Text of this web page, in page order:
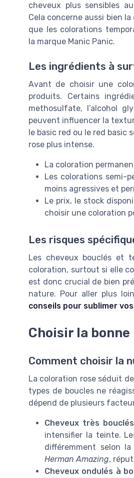
cheveux plus sensibles
Cela concerne aussi bien
que les colorations
la marque Manic Panic.
Les ingrédients à
Avant de choisir une
produits. Certains
methosulfate, l’alcohol
peuvent influencer la
le basic red ou le red basic
rose plus intense.
La coloration
Les colorations semi-
moins agressives et
Le prix, le stock
choisir une coloration
Les risques
Les cheveux bouclés et
coloration, surtout si elle
est donc crucial de bien
nature. Pour aller plus
conseils pour sublimer
Choisir la
Comment choisir la
La coloration rose séduit
types de boucles ne
dépend de plusieurs
Cheveux très
intensifier la teinte.
différemment selon
Herman Amazing,
Cheveux ondulés à